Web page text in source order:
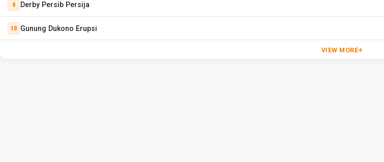
Derby Persib Persija
Gunung Dukono Erupsi
VIEW MORE